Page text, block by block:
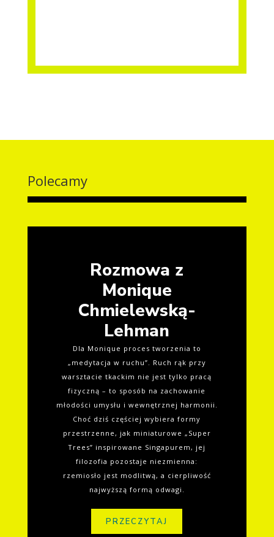
Polecamy
Rozmowa z
Monique
Chmielewską-
Lehman
Dla Monique proces tworzenia to
„medytacja w ruchu”. Ruch rąk przy
warsztacie tkackim nie jest tylko pracą
fizyczną – to sposób na zachowanie
młodości umysłu i wewnętrznej harmonii.
Choć dziś częściej wybiera formy
przestrzenne, jak miniaturowe „Super
Trees” inspirowane Singapurem, jej
filozofia pozostaje niezmienna:
rzemiosło jest modlitwą, a cierpliwość
najwyższą formą odwagi.
PRZECZYTAJ